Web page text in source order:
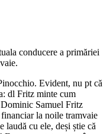
conducere a primăriei
Evident, nu pt că
dl Fritz minte cum
Samuel Fritz
la noile tramvaie
laudă cu ele, deși știe că